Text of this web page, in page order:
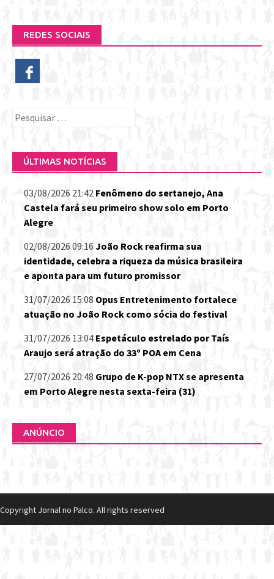
REDES SOCIAIS
Pesquisar
ÚLTIMAS NOTÍCIAS
03/08/2026 21:42 Fenômeno do sertanejo, Ana
Castela fará seu primeiro show solo em Porto
Alegre
02/08/2026 09:16 João Rock reafirma sua
identidade, celebra a riqueza da música brasileira
e aponta para um futuro promissor
31/07/2026 15:08 Opus Entretenimento fortalece
atuação no João Rock como sócia do festival
31/07/2026 13:04 Espetáculo estrelado por Taís
Araujo será atração do 33º POA em Cena
27/07/2026 20:48 Grupo de K-pop NTX se apresenta
em Porto Alegre nesta sexta-feira (31)
ANÚNCIO
Copyright Jornal no Palco. All rights reserved